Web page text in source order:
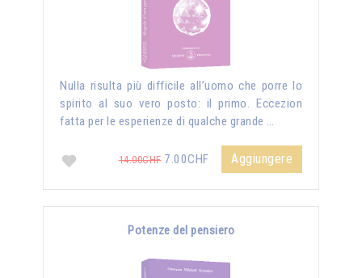
Nulla risulta più difficile all’uomo che porre lo
spirito al suo vero posto: il primo. Eccezion
fatta per le esperienze di qualche grande …
14.00CHF7.00CHF Aggiungere
Potenze del pensiero